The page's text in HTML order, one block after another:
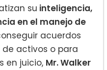
su inteligencia,
en el manejo de
acuerdos
activos o para
en juicio, Mr. Walker